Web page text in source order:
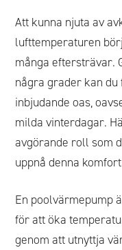
Att kunna njuta av
lufttemperaturen
många eftersträvar.
några grader kan
inbjudande oas,
milda vinterdagar.
avgörande roll som
uppnå denna
En poolvärmepump
för att öka
genom att utnyttja